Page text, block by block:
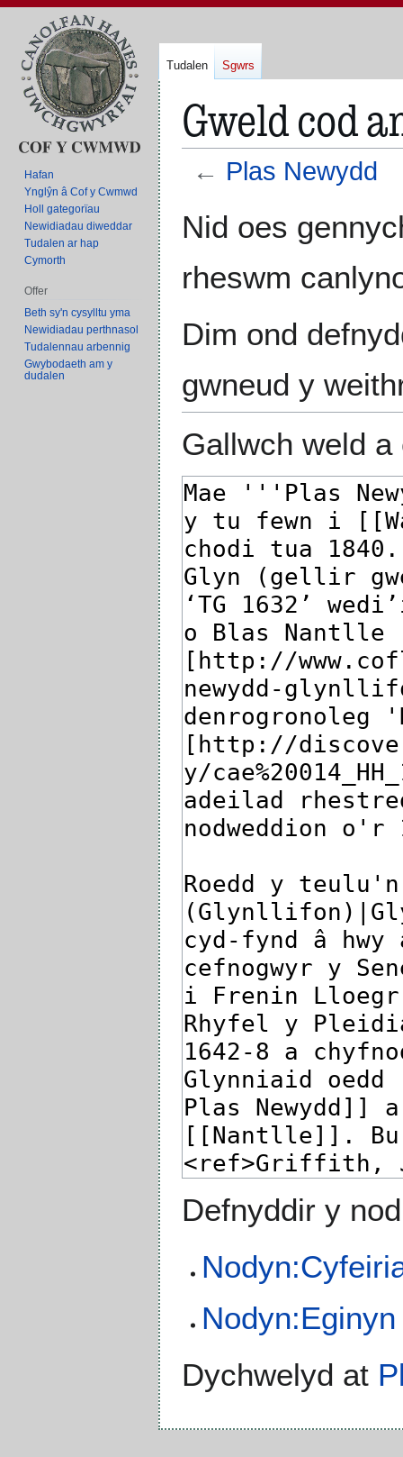
Gweld cod
← Plas Newydd
llywio
chwilio
Nid oes
rheswm
Dim ond
gwneud y
Gallwch weld
Defnyddir y
Nodyn:Eginyn
Dychwelyd at
Tudalen Sgwrs
Hafan
Ynglŷn â Cof y Cwmwd
Holl gategorïau
Newidiadau diweddar
Tudalen ar hap
Cymorth
Offer
Beth sy'n cysylltu yma
Newidiadau perthnasol
Tudalennau arbennig
Gwybodaeth am y
dudalen